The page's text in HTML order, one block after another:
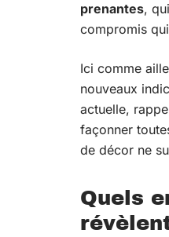
prenantes,
compromis
Ici comme
nouveaux
actuelle,
façonner
de décor ne
Quels